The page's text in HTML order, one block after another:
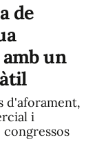
de
un
d'aforament,
i